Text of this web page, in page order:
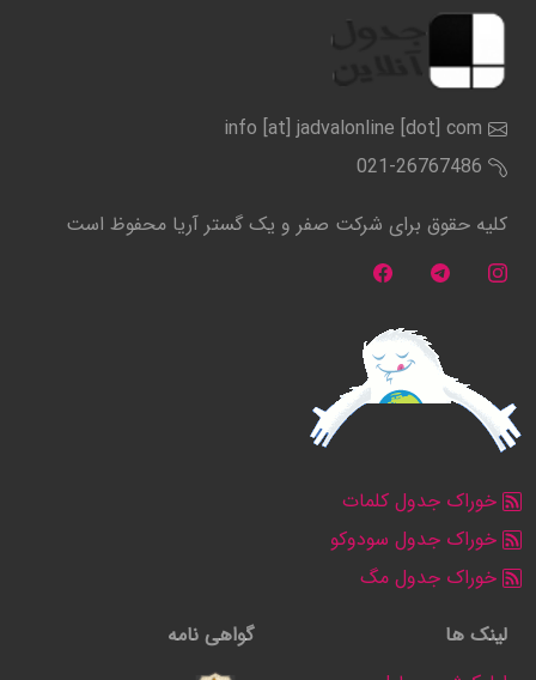
info [at] jadvalonline [dot] com
021-26767486
کلیه حقوق برای شرکت صفر و یک گستر آریا محفوظ است
خوراک جدول کلمات
خوراک جدول سودوکو
خوراک جدول مگ
لینک ها
گواهی نامه